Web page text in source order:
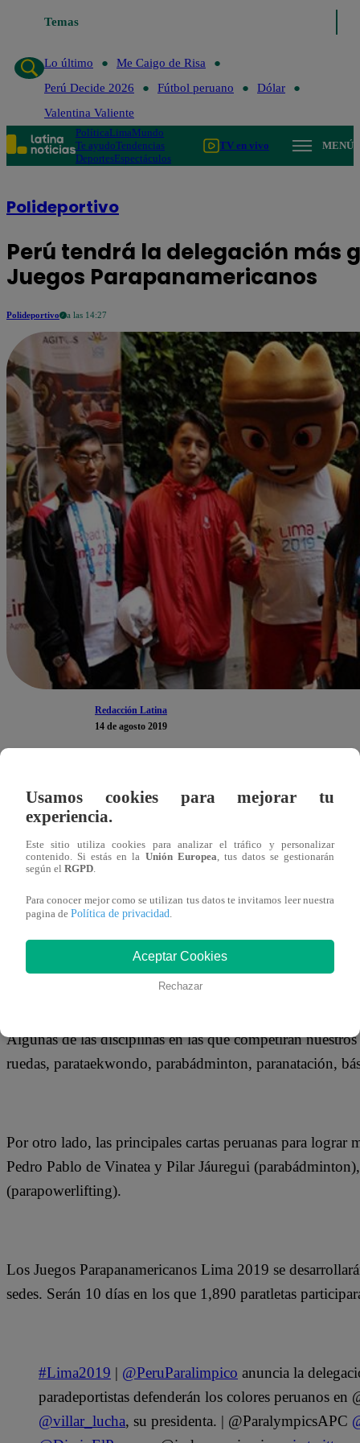
Temas
Lo último
Me Caigo de Risa
Perú Decide 2026
Fútbol peruano
Dólar
Valentina Valiente
PolíticaLimaMundo
Te ayudoTendencias
DeportesEspectáculos
TV en vivo MENÚ
Polideportivo
Perú tendrá la delegación más
Juegos Parapanamericanos
Polideportivo a las 14:27
Redacción Latina
14 de agosto 2019
para el inicio de los Juegos Parapanamericanos, otra
diversas disciplinas.
En total serán 139 paratletas peruanos en Lima 2019,
nacional tendrá 94 hombres y 45 mujeres, todos en
Algunas de las disciplinas en las que competirán
ruedas, parataekwondo, parabádminton, paranatación,
Por otro lado, las principales cartas peruanas para lograr
Pedro Pablo de Vinatea y Pilar Jáuregui
(parapowerlifting).
Los Juegos Parapanamericanos Lima 2019 se
sedes. Serán 10 días en los que 1,890 paratletas
#Lima2019 | @PeruParalimpico anuncia la
paradeportistas defenderán los colores peruanos
@villar_lucha, su presidenta. | @ParalympicsAPC
Usamos cookies para mejorar tu
experiencia.
Este sitio utiliza cookies para analizar el tráfico y personalizar
contenido. Si estás en la Unión Europea, tus datos se gestionarán
según el RGPD.
Para conocer mejor como se utilizan tus datos te invitamos leer nuestra
pagina de Política de privacidad.
Aceptar Cookies
Rechazar